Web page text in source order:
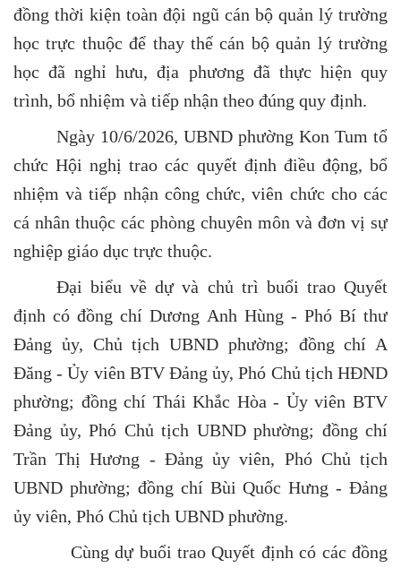
đồng thời kiện toàn đội ngũ cán bộ quản lý trường
học trực thuộc để thay thế cán bộ quản lý trường
học đã nghỉ hưu, địa phương đã thực hiện quy
trình, bổ nhiệm và tiếp nhận theo đúng quy định.
Ngày 10/6/2026, UBND phường Kon Tum tổ
chức Hội nghị trao các quyết định điều động, bổ
nhiệm và tiếp nhận công chức, viên chức cho các
cá nhân thuộc các phòng chuyên môn và đơn vị sự
nghiệp giáo dục trực thuộc.
Đại biểu về dự và chủ trì buổi trao Quyết
định cóđồng chí Dương Anh Hùng - Phó Bí thư
Đảng ủy, Chủ tịch UBND phường; đồng chí A
Đăng - Ủy viên BTV Đảng ủy, Phó Chủ tịch HĐND
phường; đồng chí Thái Khắc Hòa - Ủy viên BTV
Đảng ủy, Phó Chủ tịch UBND phường; đồng chí
Trần Thị Hương - Đảng ủy viên, Phó Chủ tịch
UBND phường; đồng chí Bùi Quốc Hưng - Đảng
ủy viên, Phó Chủ tịch UBND phường.
Cùng dự buổi trao Quyết định có các đồng